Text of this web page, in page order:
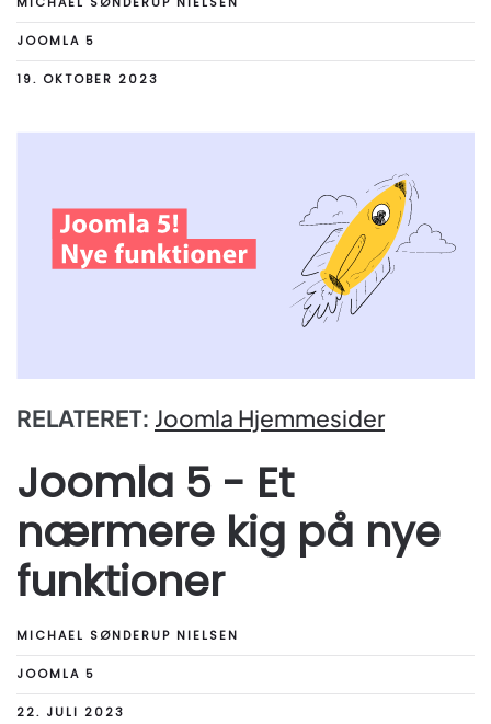
JOOMLA 5
19. OKTOBER 2023
RELATERET: Joomla Hjemmesider
Joomla 5 - Et
nærmere kig på nye
funktioner
MICHAEL SØNDERUP NIELSEN
JOOMLA 5
22. JULI 2023